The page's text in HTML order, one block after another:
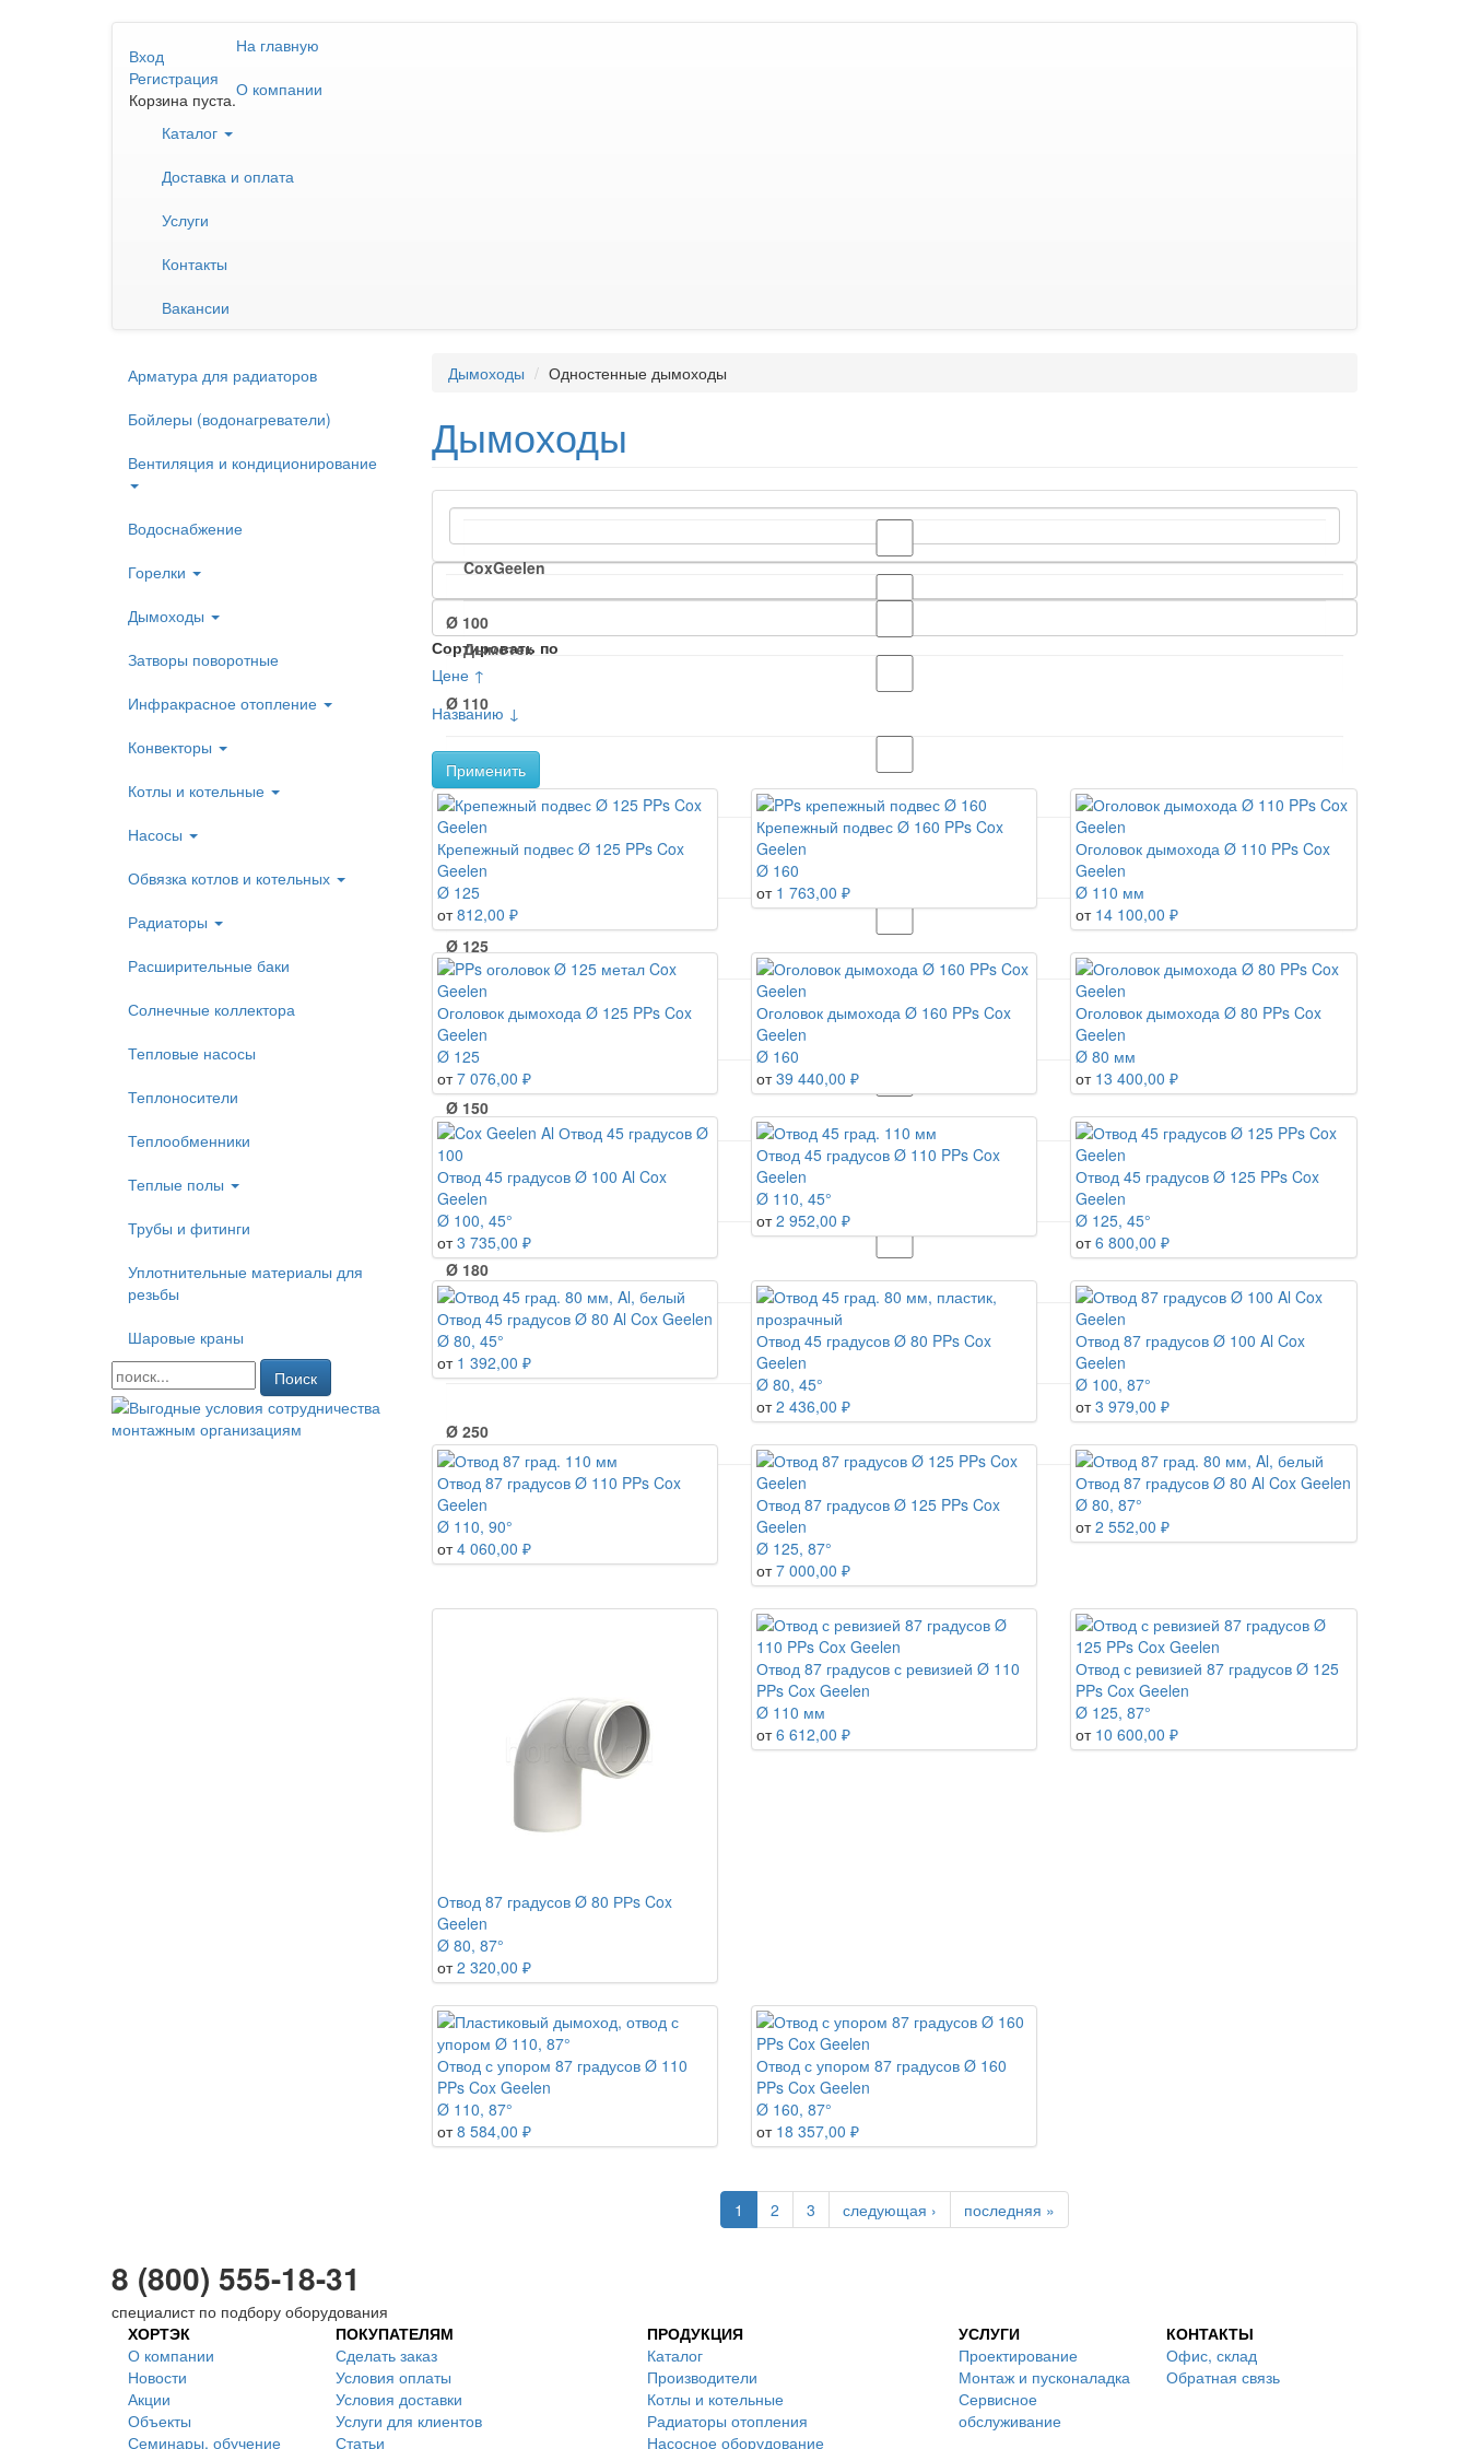
Вход
Регистрация
Корзина пуста.
На главную
О компании
Каталог
Доставка и оплата
Услуги
Контакты
Вакансии
Арматура для радиаторов
Бойлеры (водонагреватели)
Вентиляция и кондиционирование
Водоснабжение
Горелки
Дымоходы
Затворы поворотные
Инфракрасное отопление
Конвекторы
Котлы и котельные
Насосы
Обвязка котлов и котельных
Радиаторы
Расширительные баки
Солнечные коллектора
Тепловые насосы
Теплоносители
Теплообменники
Теплые полы
Трубы и фитинги
Уплотнительные материалы для
резьбы
Шаровые краны
Поиск
Дымоходы Одностенные дымоходы
Дымоходы
CoxGeelen
Дымотек
Ø 100
Ø 110
Ø 115
Ø 120
Ø 125
Ø 130
Ø 150
Ø 160
Ø 180
Ø 200
Ø 250
Ø 80
Сортировать по
Цене ↑
Названию ↓
Применить
Крепежный подвес Ø 125 PPs Cox
Geelen
Ø 125
от 812,00 ₽
Крепежный подвес Ø 160 PPs Cox
Geelen
Ø 160
от 1 763,00 ₽
Оголовок дымохода Ø 110 PPs Cox
Geelen
Ø 110 мм
от 14 100,00 ₽
Оголовок дымохода Ø 125 PPs Cox
Geelen
Ø 125
от 7 076,00 ₽
Оголовок дымохода Ø 160 PPs Cox
Geelen
Ø 160
от 39 440,00 ₽
Оголовок дымохода Ø 80 PPs Cox
Geelen
Ø 80 мм
от 13 400,00 ₽
Отвод 45 градусов Ø 100 Al Cox
Geelen
Ø 100, 45°
от 3 735,00 ₽
Отвод 45 градусов Ø 110 PPs Cox
Geelen
Ø 110, 45°
от 2 952,00 ₽
Отвод 45 градусов Ø 125 PPs Cox
Geelen
Ø 125, 45°
от 6 800,00 ₽
Отвод 45 градусов Ø 80 Al Cox Geelen
Ø 80, 45°
от 1 392,00 ₽
Отвод 45 градусов Ø 80 PPs Cox
Geelen
Ø 80, 45°
от 2 436,00 ₽
Отвод 87 градусов Ø 100 Al Cox
Geelen
Ø 100, 87°
от 3 979,00 ₽
Отвод 87 градусов Ø 110 PPs Cox
Geelen
Ø 110, 90°
от 4 060,00 ₽
Отвод 87 градусов Ø 125 PPs Cox
Geelen
Ø 125, 87°
от 7 000,00 ₽
Отвод 87 градусов Ø 80 Al Cox Geelen
Ø 80, 87°
от 2 552,00 ₽
Отвод 87 градусов Ø 80 РРs Cox
Geelen
Ø 80, 87°
от 2 320,00 ₽
Отвод 87 градусов с ревизией Ø 110
PPs Cox Geelen
Ø 110 мм
от 6 612,00 ₽
Отвод с ревизией 87 градусов Ø 125
PPs Cox Geelen
Ø 125, 87°
от 10 600,00 ₽
Отвод с упором 87 градусов Ø 110
PPs Cox Geelen
Ø 110, 87°
от 8 584,00 ₽
Отвод с упором 87 градусов Ø 160
PPs Cox Geelen
Ø 160, 87°
от 18 357,00 ₽
1 2 3 следующая › последняя »
8 (800) 555-18-31
специалист по подбору оборудования
ХОРТЭК
О компании
Новости
Акции
Объекты
Семинары, обучение
ПОКУПАТЕЛЯМ
Сделать заказ
Условия оплаты
Условия доставки
Услуги для клиентов
Статьи
ПРОДУКЦИЯ
Каталог
Производители
Котлы и котельные
Радиаторы отопления
Насосное оборудование
УСЛУГИ
Проектирование
Монтаж и пусконаладка
Сервисное
обслуживание
КОНТАКТЫ
Офис, склад
Обратная связь